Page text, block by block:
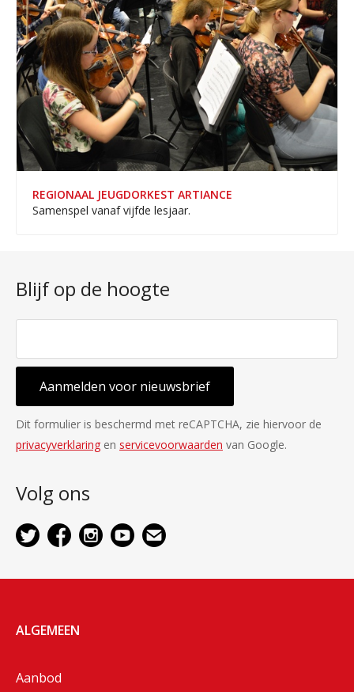
REGIONAAL JEUGDORKEST ARTIANCE
Samenspel vanaf vijfde lesjaar.
Blijf op de hoogte
Aanmelden voor nieuwsbrief
Dit formulier is beschermd met reCAPTCHA, zie hiervoor de
privacyverklaring en servicevoorwaarden van Google.
Volg ons
ALGEMEEN
Aanbod